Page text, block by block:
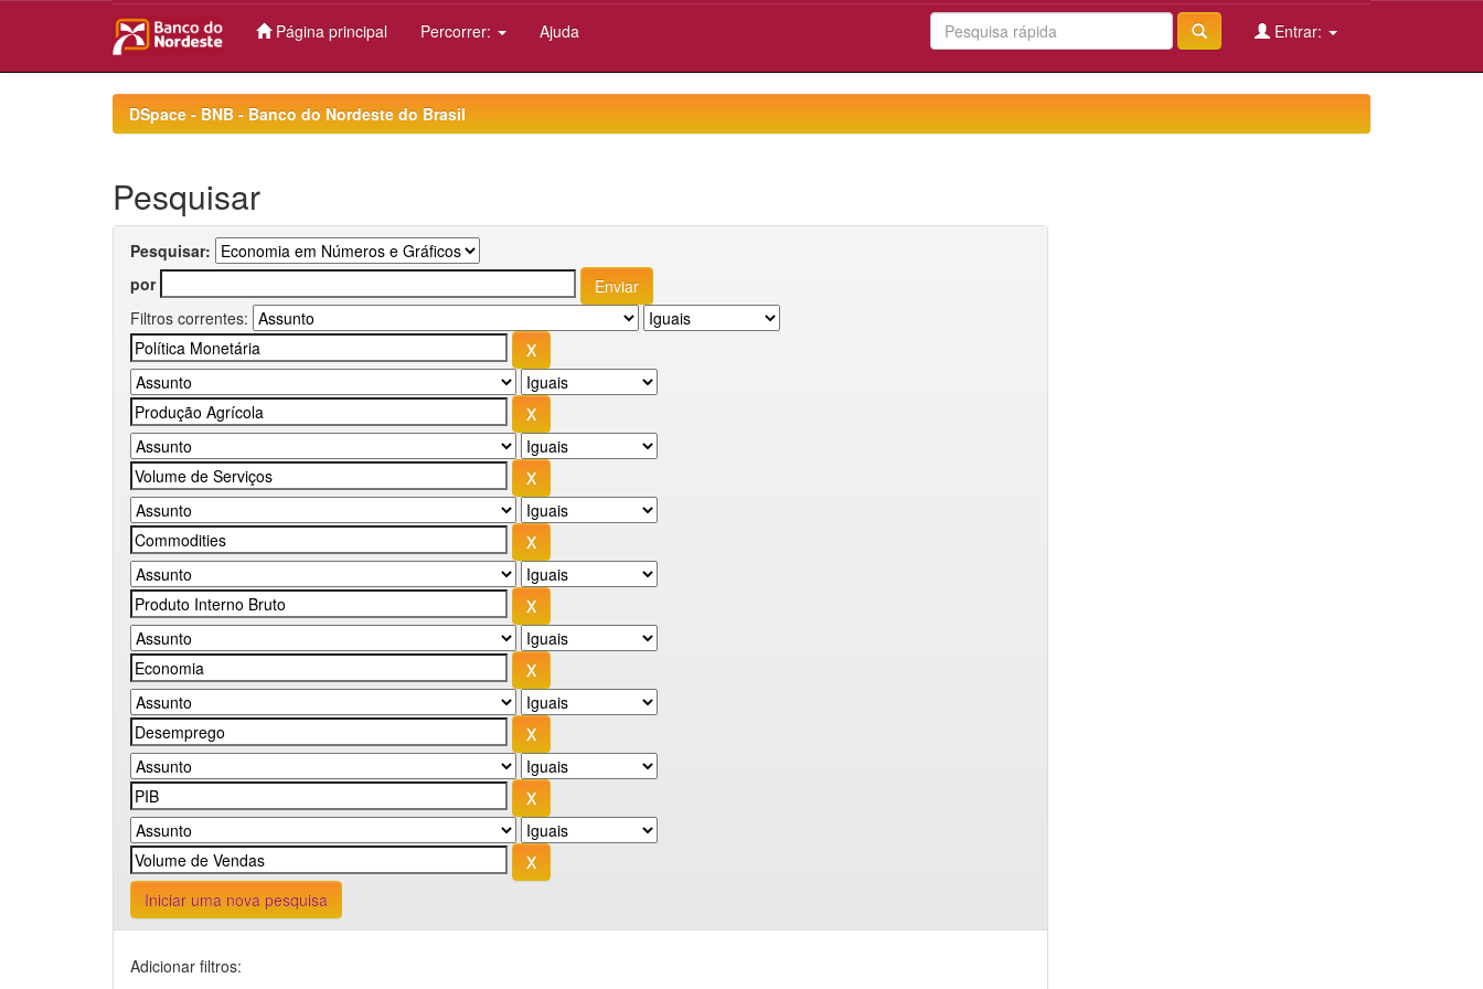
Página principal Percorrer: Ajuda Entrar:
DSpace - BNB - Banco do Nordeste do Brasil
Pesquisar
Pesquisar:
por
Filtros correntes:
Iniciar uma nova pesquisa
Adicionar filtros: